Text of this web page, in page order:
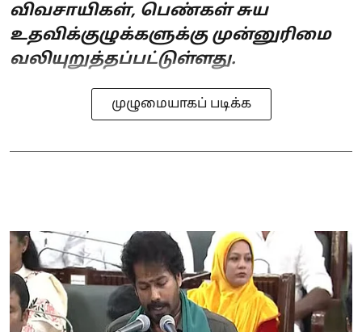
விவசாயிகள், பெண்கள் சுய
உதவிக்குழுக்களுக்கு முன்னுரிமை
வலியுறுத்தப்பட்டுள்ளது.
முழுமையாகப் படிக்க